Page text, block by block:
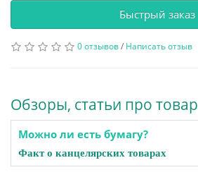
Быстрый заказ
0 отзывов/ Написать отзыв
Обзоры, статьи про товар
Можно ли есть бумагу?
Факт о канцелярских товарах